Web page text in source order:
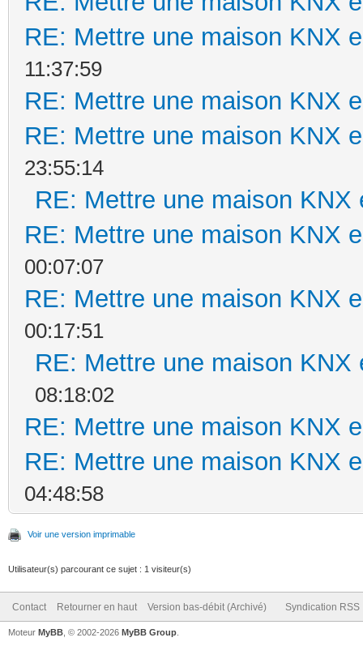
RE: Mettre une maison KNX
11:37:59
RE: Mettre une maison KNX
RE: Mettre une maison KNX
23:55:14
RE: Mettre une maison KNX
RE: Mettre une maison KNX
00:07:07
RE: Mettre une maison KNX
00:17:51
RE: Mettre une maison KNX
08:18:02
RE: Mettre une maison KNX
RE: Mettre une maison KNX
04:48:58
Voir une version imprimable
Utilisateur(s) parcourant ce sujet : 1 visiteur(s)
Contact Retourner en haut Version bas-débit (Archivé) Syndication RSS
Moteur MyBB , © 2002-2026 MyBB Group